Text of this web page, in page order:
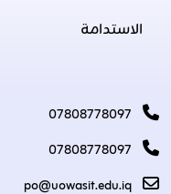
الاستدامة
07808778097
07808778097
po@uowasit.edu.iq